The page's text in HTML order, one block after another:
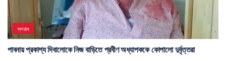
অপরাধ
পাবনায় প্রকাশ্য দিবালোকে নিজ বাড়িতে প্রবীণ অধ্যাপককে কোপালো দুর্বৃত্তরা